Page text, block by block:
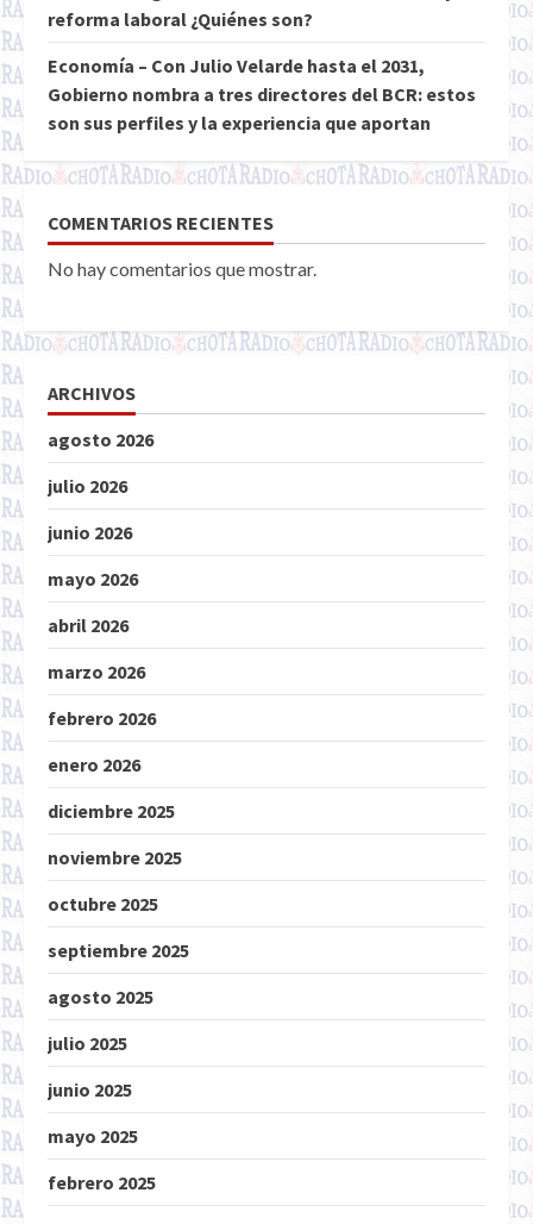
reforma laboral ¿Quiénes son?
Economía – Con Julio Velarde hasta el 2031,
Gobierno nombra a tres directores del BCR: estos
son sus perfiles y la experiencia que aportan
COMENTARIOS RECIENTES
No hay comentarios que mostrar.
ARCHIVOS
agosto 2026
julio 2026
junio 2026
mayo 2026
abril 2026
marzo 2026
febrero 2026
enero 2026
diciembre 2025
noviembre 2025
octubre 2025
septiembre 2025
agosto 2025
julio 2025
junio 2025
mayo 2025
febrero 2025